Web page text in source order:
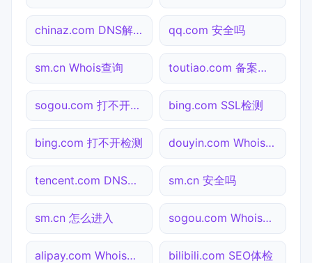
chinaz.com DNS解析 qq.com 安全吗
sm.cn Whois查询 toutiao.com 备案查询
sogou.com 打不开检测 bing.com SSL检测
bing.com 打不开检测 douyin.com Whois查询
tencent.com DNS解析 sm.cn 安全吗
sm.cn 怎么进入 sogou.com Whois查询
alipay.com Whois查询 bilibili.com SEO体检